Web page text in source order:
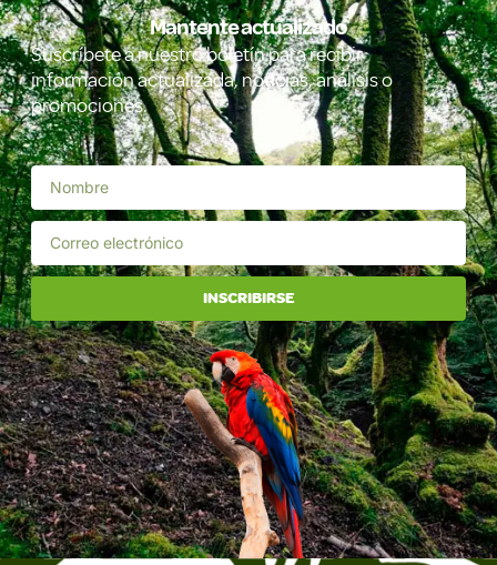
Mantente actualizado
Suscríbete a nuestro boletín para recibir
información actualizada, noticias, análisis o
promociones.
INSCRIBIRSE